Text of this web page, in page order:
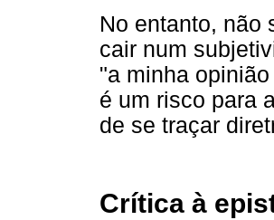
No entanto, não
cair num
"a minha
é um risco para
de se traçar
Crítica à